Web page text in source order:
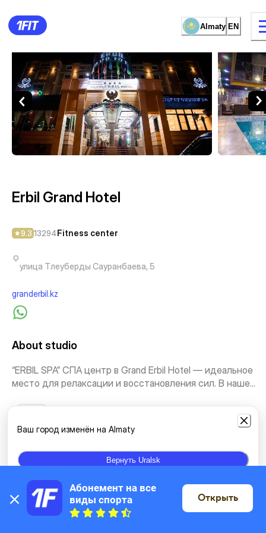
Almaty EN
15 types of classes Female
Erbil Grand Hotel — Fitness
Erbil Grand Hotel
9.3 13294Fitness center
улица Тлеуберды Сауранбаева, 5
granderbil.kz
About studio
“ERBIL SPA” СПА центр в Grand Erbil Hotel — идеальное
место для релаксации и восстановления сил. В наше...
Gym Individual classes Pool 25m Pool
On the map
Ваш город изменён на Almaty
Вернуть Uralsk
Абонемент на все
виды спорта
Открыть